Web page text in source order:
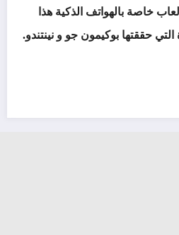
خاصة بالهواتف الذكية هذا
التي حققتها بوكيمون جو و نينتندو.